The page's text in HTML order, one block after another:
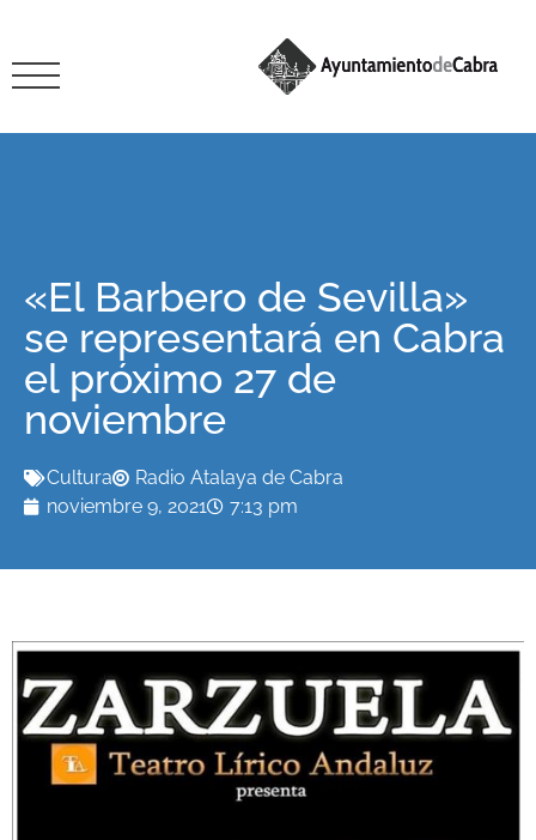
«El Barbero de Sevilla»
se representará en Cabra
el próximo 27 de
noviembre
Cultura
Radio Atalaya de Cabra
noviembre 9, 2021
7:13 pm